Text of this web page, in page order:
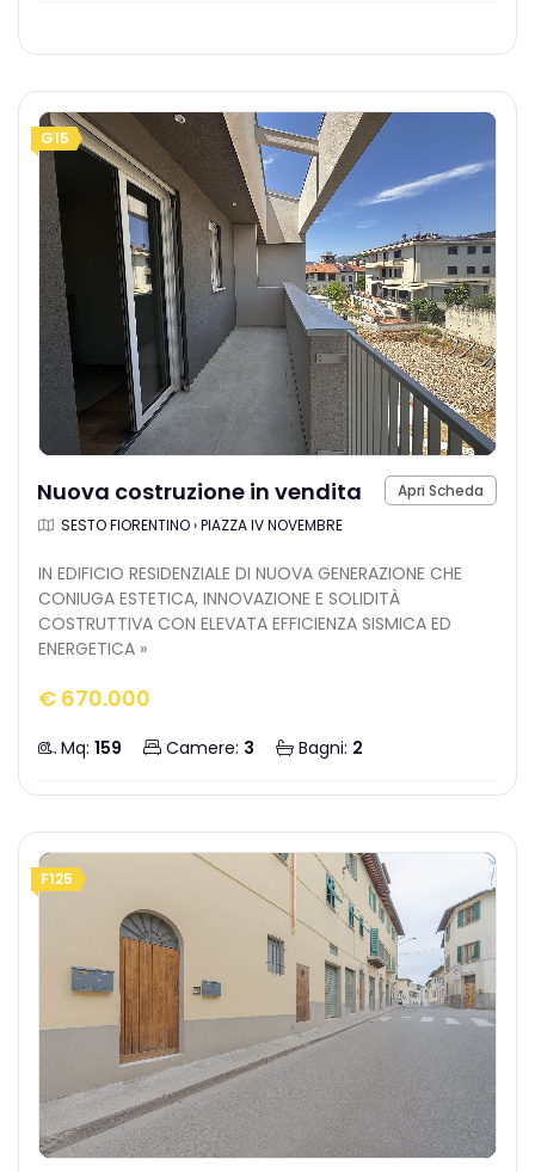
G15
Apri Scheda
Nuova costruzione in vendita
SESTO FIORENTINO › PIAZZA IV NOVEMBRE
IN EDIFICIO RESIDENZIALE DI NUOVA GENERAZIONE CHE
CONIUGA ESTETICA, INNOVAZIONE E SOLIDITÀ
COSTRUTTIVA CON ELEVATA EFFICIENZA SISMICA ED
ENERGETICA »
€ 670.000
Mq: 159 Camere: 3 Bagni: 2
F125